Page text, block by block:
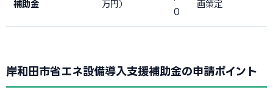
補助金
万円）
0
画策定
岸和田市省エネ設備導入支援補助金の申請ポイント